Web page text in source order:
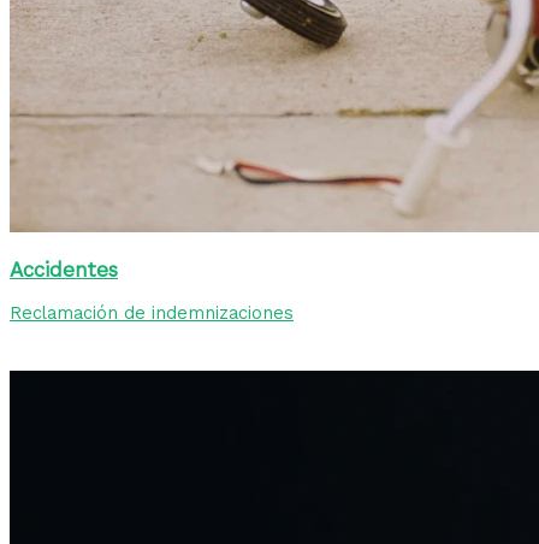
Accidentes
Reclamación de indemnizaciones